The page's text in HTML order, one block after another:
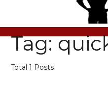
Tag:
Total 1 Posts